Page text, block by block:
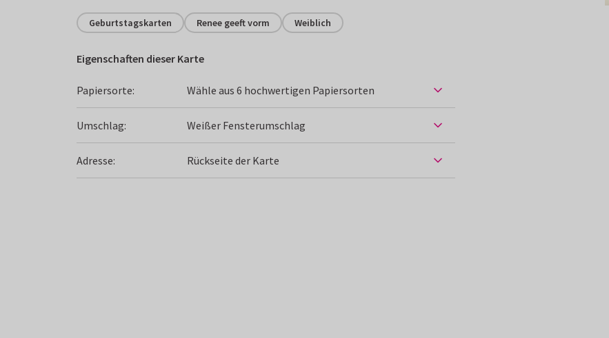
Geburtstagskarten Renee geeft vorm Weiblich
Eigenschaften dieser Karte
Papiersorte: Wähle aus 6 hochwertigen Papiersorten
Umschlag: Weißer Fensterumschlag
Adresse: Rückseite der Karte